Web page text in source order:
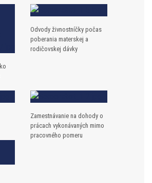
Odvody živnostníčky počas
poberania materskej a
rodičovskej dávky
Zamestnávanie na dohody o
prácach vykonávaných mimo
pracovného pomeru